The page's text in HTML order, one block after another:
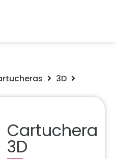
3D
Cartuchera
3D